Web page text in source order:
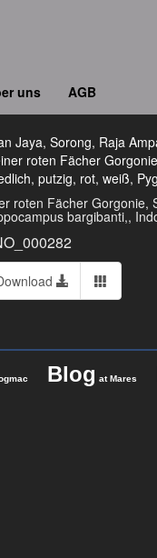
uns AGB
Fächer
bargibanti,,
Blog at Mares